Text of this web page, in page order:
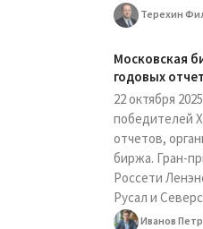
Терехин
Московская
годовых
22 октября
победителей
отчетов,
биржа. Гран-
Россети
Русал и
Иванов Петр